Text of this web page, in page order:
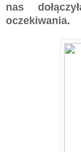
nas
oczekiwania.